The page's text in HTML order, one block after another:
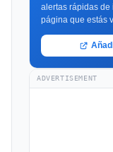
alertas rápidas
página que estás
ADVERTISEMENT